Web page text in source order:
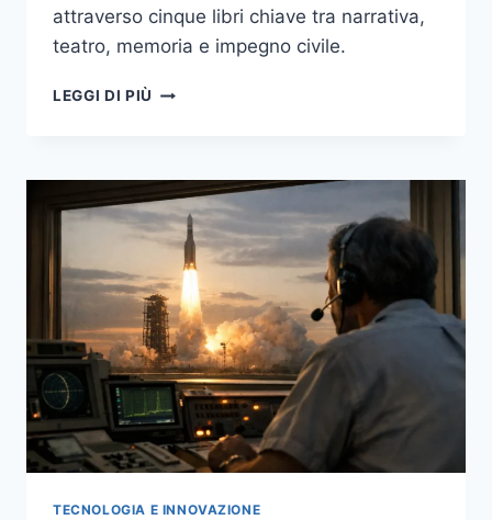
attraverso cinque libri chiave tra narrativa,
teatro, memoria e impegno civile.
LEGGI DI PIÙ DACIA
SUOI
90
ANNI
SONO
IL
MOMENTO
GIUSTO
PER
RILEGGERLA
TECNOLOGIA E INNOVAZIONE